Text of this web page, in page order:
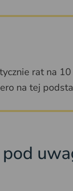
rat na
na tej